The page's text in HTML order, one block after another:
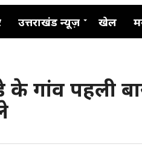
उत्तराखंड न्यूज़ खेल
के गांव पहली